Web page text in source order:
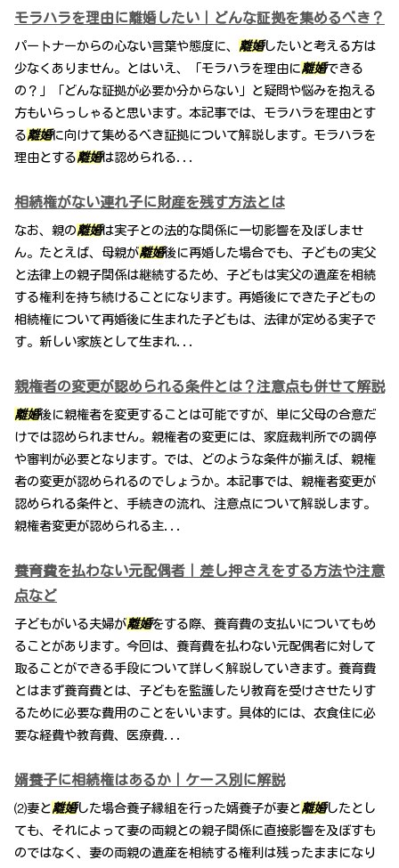
モラハラを理由に離婚したい｜どんな証拠を集めるべき？
パートナーからの心ない言葉や態度に、 離婚したいと考える方は
少なくありません。とはいえ、「モラハラを理由に離婚できる
の？」「どんな証拠が必要か分からない」と疑問や悩みを抱える
方もいらっしゃると思います。本記事では、モラハラを理由とす
る離婚に向けて集めるべき証拠について解説します。モラハラを
理由とする離婚は認められる...
相続権がない連れ子に財産を残す方法とは
なお、親の離婚は実子との法的な関係に一切影響を及ぼしませ
ん。たとえば、母親が離婚後に再婚した場合でも、子どもの実父
と法律上の親子関係は継続するため、子どもは実父の遺産を相続
する権利を持ち続けることになります。再婚後にできた子どもの
相続権について再婚後に生まれた子どもは、法律が定める実子で
す。新しい家族として生まれ...
親権者の変更が認められる条件とは？注意点も併せて解説
離婚後に親権者を変更することは可能ですが、単に父母の合意だ
けでは認められません。親権者の変更には、家庭裁判所での調停
や審判が必要となります。では、どのような条件が揃えば、親権
者の変更が認められるのでしょうか。本記事では、親権者変更が
認められる条件と、手続きの流れ、注意点について解説します。
親権者変更が認められる主...
養育費を払わない元配偶者｜差し押さえをする方法や注意
点など
子どもがいる夫婦が離婚をする際、養育費の支払いについてもめ
ることがあります。今回は、養育費を払わない元配偶者に対して
取ることができる手段について詳しく解説していきます。養育費
とはまず養育費とは、子どもを監護したり教育を受けさせたりす
るために必要な費用のことをいいます。具体的には、衣食住に必
要な経費や教育費、医療費...
婿養子に相続権はあるか｜ケース別に解説
⑵妻と離婚した場合養子縁組を行った婿養子が妻と離婚したとし
ても、それによって妻の両親との親子関係に直接影響を及ぼすも
のではなく、妻の両親の遺産を相続する権利は残ったままになり